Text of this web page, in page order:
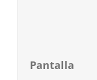
Pantalla